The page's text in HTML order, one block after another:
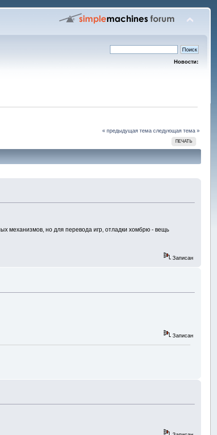
Новости:
« предыдущая тема следующая тема »
ПЕЧАТЬ
механизмов, но для перевода игр, отладки хомбрю - вещь
Записан
Записан